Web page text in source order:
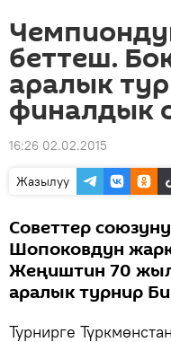
беттеш.
аралык
финалдык
16:26 02.02.2015
Жазылуу
Советтер
Шопоковдун
Жеңиштин 70
аралык турнир
Турнирге